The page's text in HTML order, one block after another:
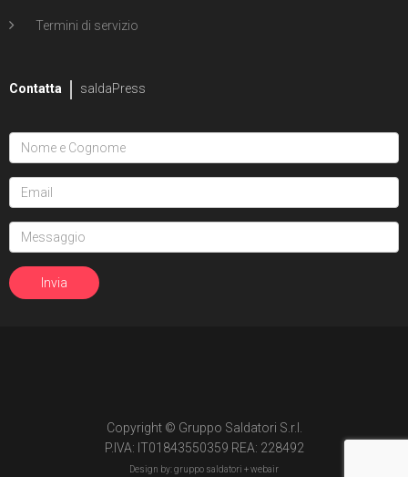
Termini di servizio
Contatta saldaPress
Copyright © Gruppo Saldatori S.r.l.
P.IVA: IT01843550359 REA: 228492
Design by: gruppo saldatori +webair